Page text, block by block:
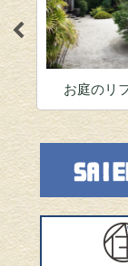
お庭のリ